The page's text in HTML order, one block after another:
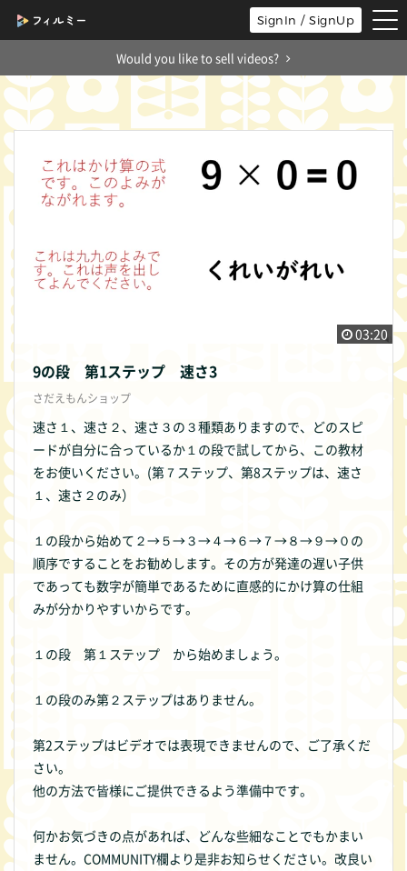
SignIn / SignUp
Would you like to sell videos?
03:20
9の段 第1ステップ 速さ3
さだえもんショップ
速さ１、速さ２、速さ３の３種類ありますので、どのスピ
ードが自分に合っているか１の段で試してから、この教材
をお使いください。(第７ステップ、第8ステップは、速さ
１、速さ２のみ）
１の段から始めて２→５→３→４→６→７→８→９→０の
順序ですることをお勧めします。その方が発達の遅い子供
であっても数字が簡単であるために直感的にかけ算の仕組
みが分かりやすいからです。
１の段 第１ステップ から始めましょう。
１の段のみ第２ステップはありません。
第2ステップはビデオでは表現できませんので、ご了承くだ
さい。
他の方法で皆様にご提供できるよう準備中です。
何かお気づきの点があれば、どんな些細なことでもかまい
ません。COMMUNITY欄より是非お知らせください。改良い